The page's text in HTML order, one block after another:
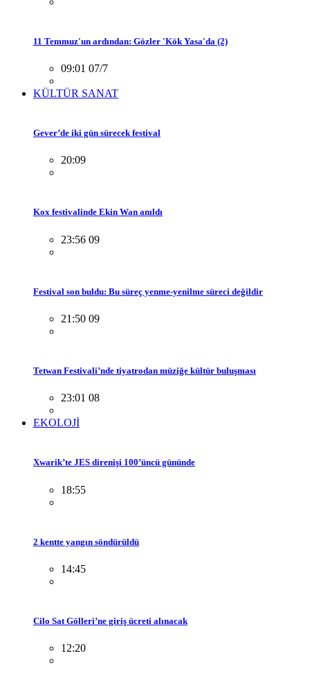
11 Temmuz'un ardından: Gözler 'Kök Yasa'da (2)
09:01 07/7
KÜLTÜR SANAT
Gever’de iki gün sürecek festival
20:09
Kox festivalinde Ekin Wan anıldı
23:56 09
Festival son buldu: Bu süreç yenme-yenilme süreci değildir
21:50 09
Tetwan Festivali’nde tiyatrodan müziğe kültür buluşması
23:01 08
EKOLOJİ
Xwarik’te JES direnişi 100’üncü gününde
18:55
2 kentte yangın söndürüldü
14:45
Cilo Sat Gölleri’ne giriş ücreti alınacak
12:20